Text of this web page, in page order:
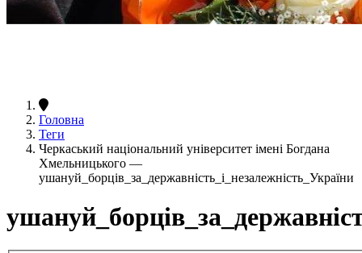
Головна
Теги
Черкаський національний університет імені Богдана
Хмельницького —
ушануй_борців_за_державність_і_незалежність_України